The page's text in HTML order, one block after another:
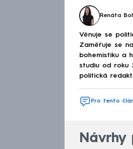
Renáta
Věnuje se
Zaměřuje se
bohemistiku a
studiu od roku
politická
Pro tento
Návrhy